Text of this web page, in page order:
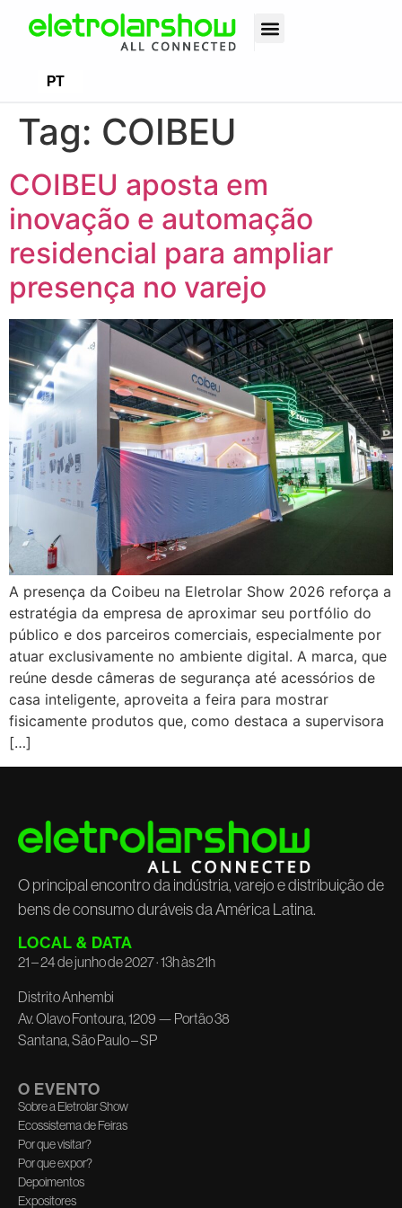
PT
ES
Tag: COIBEU
COIBEU aposta em
inovação e automação
residencial para ampliar
presença no varejo
A presença da Coibeu na Eletrolar Show 2026 reforça a
estratégia da empresa de aproximar seu portfólio do
público e dos parceiros comerciais, especialmente por
atuar exclusivamente no ambiente digital. A marca, que
reúne desde câmeras de segurança até acessórios de
casa inteligente, aproveita a feira para mostrar
fisicamente produtos que, como destaca a supervisora
[…]
O principal encontro da indústria, varejo e distribuição de
bens de consumo duráveis da América Latina.
LOCAL & DATA
21 – 24 de junho de 2027 · 13h às 21h
Distrito Anhembi
Av. Olavo Fontoura, 1209 — Portão 38
Santana, São Paulo – SP
O EVENTO
Sobre a Eletrolar Show
Ecossistema de Feiras
Por que visitar?
Por que expor?
Depoimentos
Expositores